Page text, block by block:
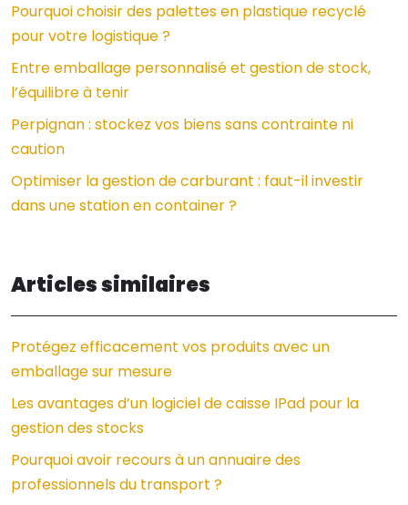
Pourquoi choisir des palettes en plastique recyclé
pour votre logistique ?
Entre emballage personnalisé et gestion de stock,
l’équilibre à tenir
Perpignan : stockez vos biens sans contrainte ni
caution
Optimiser la gestion de carburant : faut-il investir
dans une station en container ?
Articles similaires
Protégez efficacement vos produits avec un
emballage sur mesure
Les avantages d’un logiciel de caisse IPad pour la
gestion des stocks
Pourquoi avoir recours à un annuaire des
professionnels du transport ?